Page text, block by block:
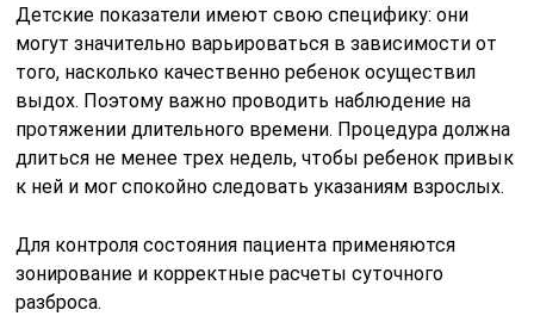
Детские показатели имеют свою специфику: они
могут значительно варьироваться в зависимости от
того, насколько качественно ребенок осуществил
выдох. Поэтому важно проводить наблюдение на
протяжении длительного времени. Процедура должна
длиться не менее трех недель, чтобы ребенок привык
к ней и мог спокойно следовать указаниям взрослых.
Для контроля состояния пациента применяются
зонирование и корректные расчеты суточного
разброса.